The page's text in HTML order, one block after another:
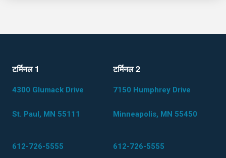
टर्मिनल 1
4300 Glumack Drive
St. Paul, MN 55111
612-726-5555
टर्मिनल 2
7150 Humphrey Drive
Minneapolis, MN 55450
612-726-5555